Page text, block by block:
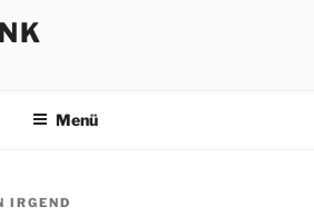
Menü
IRGEND